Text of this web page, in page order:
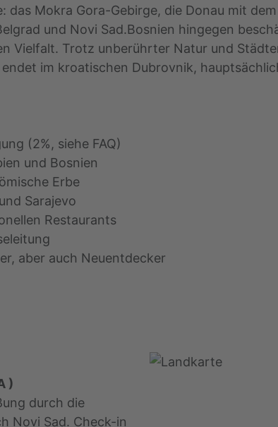
Mokra Gora-Gebirge, die Donau mit
und Novi Sad.Bosnien hingegen
Vielfalt. Trotz unberührter Natur und
im kroatischen Dubrovnik,
(2%, siehe FAQ)
und Bosnien
Erbe
Sarajevo
Restaurants
aber auch Neuentdecker
)
durch die
Novi Sad. Check-in